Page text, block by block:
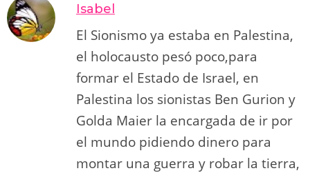
Isabel
El Sionismo ya estaba en Palestina,
el holocausto pesó poco,para
formar el Estado de Israel, en
Palestina los sionistas Ben Gurion y
Golda Maier la encargada de ir por
el mundo pidiendo dinero para
montar una guerra y robar la tierra,